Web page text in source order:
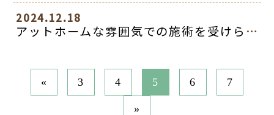
2024.12.18
アットホームな雰囲気での施術を受けられます。
« 3 4 5 6 7
»